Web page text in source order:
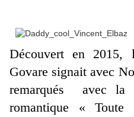
Découvert en 2015,
Govare signait avec
remarqués avec la
romantique «